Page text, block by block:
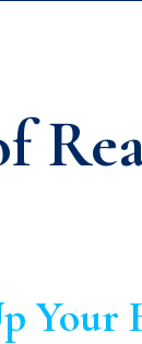
Your